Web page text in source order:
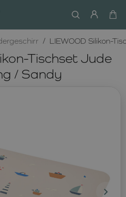
Tischset Jude
/ Sandy
LIEWOOD Silikon-